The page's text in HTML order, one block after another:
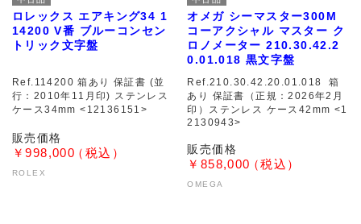
ロレックス エアキング34 1
14200 V番 ブルーコンセン
トリック文字盤
Ref.114200 箱あり 保証書 (並
行：2010年11月印) ステンレス
ケース34mm <12136151>
￥998,000
ROLEX
オメガ シーマスター300M
コーアクシャル マスター ク
ロノメーター 210.30.42.2
0.01.018 黒文字盤
Ref.210.30.42.20.01.018 箱
あり 保証書（正規：2026年2月
印）ステンレス ケース42mm <1
2130943>
￥858,000
OMEGA